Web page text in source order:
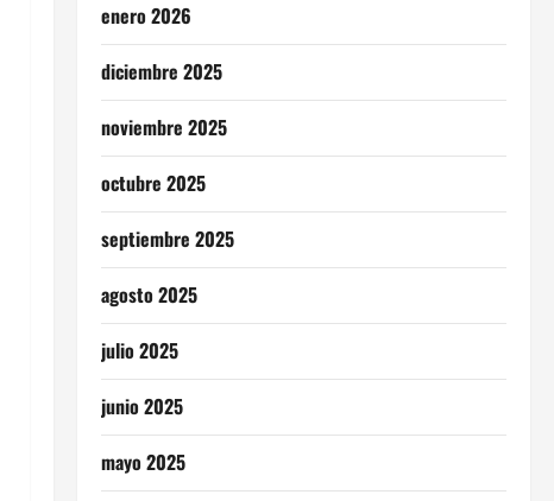
enero 2026
diciembre 2025
noviembre 2025
octubre 2025
septiembre 2025
agosto 2025
julio 2025
junio 2025
mayo 2025